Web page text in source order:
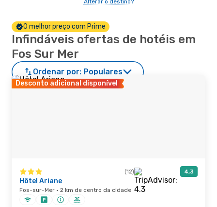
Alterar o destino?
O melhor preço com Prime
Infindáveis ofertas de hotéis em
Fos Sur Mer
Ordenar por: Populares
Desconto adicional disponível
(12) 4,3
Hôtel Ariane
Fos-sur-Mer · 2 km de centro da cidade